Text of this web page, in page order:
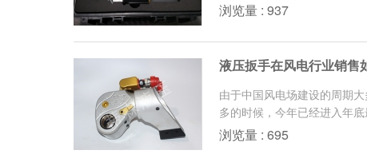
浏览量 : 937
液压扳手在风电行业销售
由于中国风电场建设的周期
多的时候，今年已经进入年
浏览量 : 695